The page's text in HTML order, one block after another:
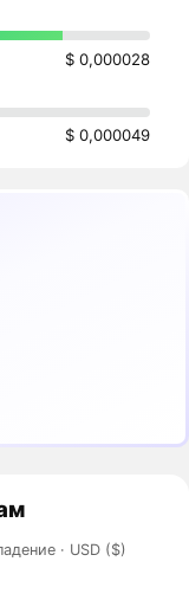
$ 0,000028
$ 0,000049
· USD ($)